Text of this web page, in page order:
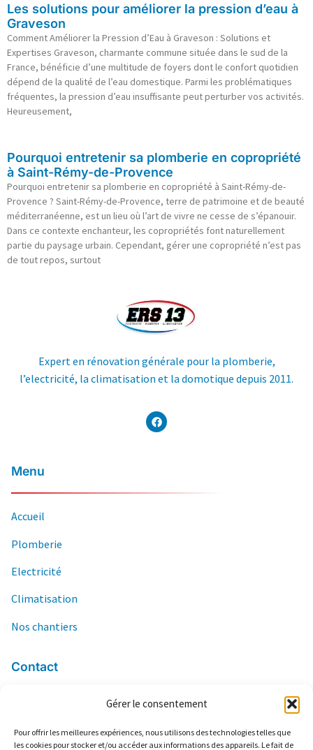
Gérer le consentement
Pour offrir les meilleures expériences, nous utilisons des technologies telles que
les cookies pour stocker et/ou accéder aux informations des appareils. Le fait de
Les solutions pour améliorer la pression d’eau à
Graveson
Comment Améliorer la Pression d’Eau à Graveson : Solutions et
Expertises Graveson, charmante commune située dans le sud de la
France, bénéficie d’une multitude de foyers dont le confort quotidien
dépend de la qualité de l’eau domestique. Parmi les problématiques
fréquentes, la pression d’eau insuffisante peut perturber vos activités.
Heureusement,
Pourquoi entretenir sa plomberie en copropriété
à Saint-Rémy-de-Provence
Pourquoi entretenir sa plomberie en copropriété à Saint-Rémy-de-
Provence ? Saint-Rémy-de-Provence, terre de patrimoine et de beauté
méditerranéenne, est un lieu où l’art de vivre ne cesse de s’épanouir.
Dans ce contexte enchanteur, les copropriétés font naturellement
partie du paysage urbain. Cependant, gérer une copropriété n’est pas
de tout repos, surtout
Expert en rénovation générale pour la plomberie,
l’electricité, la climatisation et la domotique depuis 2011.
Menu
Accueil
Plomberie
Electricité
Climatisation
Nos chantiers
Contact
contact@ers13.com